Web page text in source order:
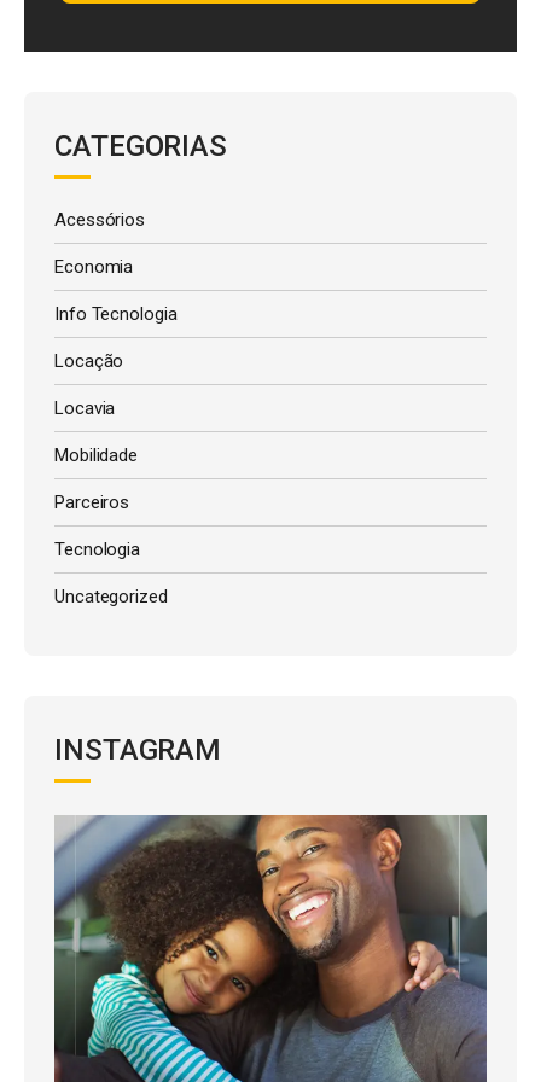
CATEGORIAS
Acessórios
Economia
Info Tecnologia
Locação
Locavia
Mobilidade
Parceiros
Tecnologia
Uncategorized
INSTAGRAM